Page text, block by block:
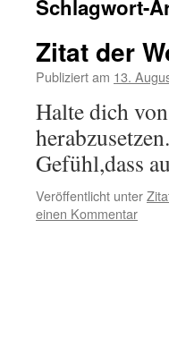
Schlagwort-
Zitat der
Publiziert am 13.
Halte dich
Gefühl,dass
Veröffentlicht unter
einen Kommentar